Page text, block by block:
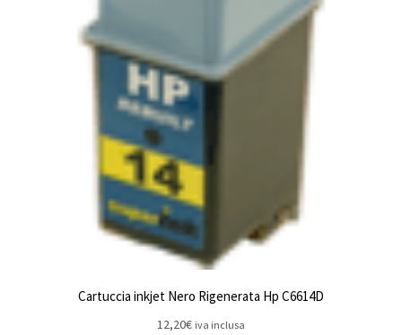
Cartuccia inkjet Nero Rigenerata Hp C6614D
12,20€ iva inclusa